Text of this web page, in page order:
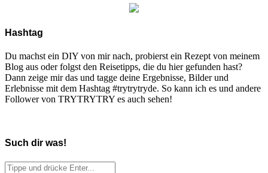
Hashtag
Du machst ein DIY von mir nach, probierst ein Rezept von meinem
Blog aus oder folgst den Reisetipps, die du hier gefunden hast?
Dann zeige mir das und tagge deine Ergebnisse, Bilder und
Erlebnisse mit dem Hashtag #trytrytryde. So kann ich es und andere
Follower von TRYTRYTRY es auch sehen!
Such dir was!